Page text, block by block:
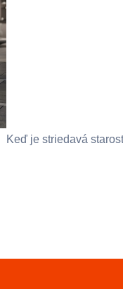
Keď je striedavá